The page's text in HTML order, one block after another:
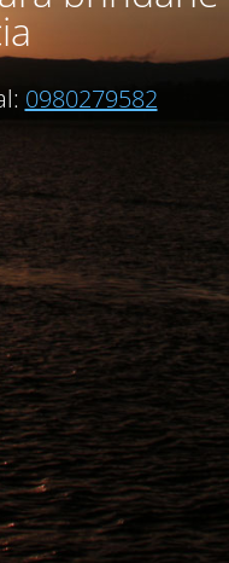
0980279582